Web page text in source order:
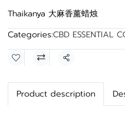
Thaikanya 大麻香薰蜡烛
Categories:CBD ESSENTIAL
Share
Product description